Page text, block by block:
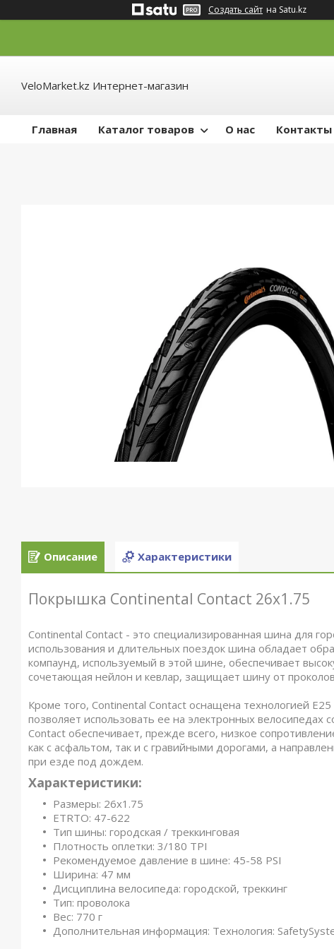
Создать сайт на Satu.kz
VeloMarket.kz Интернет-магазин
Главная Каталог товаров О нас Контакты
Описание Характеристики
Покрышка Continental Contact 26x1.75
Continental Contact - это специализированная шина для
использования и длительных поездок шина обладает
компаунд, используемый в этой шине, обеспечивает
сочетающая нейлон и кевлар, защищает шину от
Кроме того, Continental Contact оснащена технологией
позволяет использовать ее на электронных
Contact обеспечивает, прежде всего, низкое
как с асфальтом, так и с гравийными дорогами, а
при езде под дождем.
Характеристики:
Размеры: 26x1.75
ETRTO: 47-622
Тип шины: городская / треккинговая
Плотность оплетки: 3/180 TPI
Рекомендуемое давление в шине: 45-58 PSI
Ширина: 47 мм
Дисциплина велосипеда: городской, треккинг
Тип: проволока
Вес: 770 г
Дополнительная информация: Технология: